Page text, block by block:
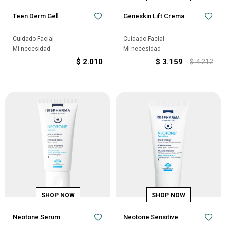
Teen Derm Gel
Cuidado Facial
Mi necesidad
$ 2.010
Geneskin Lift Crema
Cuidado Facial
Mi necesidad
$ 3.159 $ 4.212
Neotone Serum Neotone Sensitive